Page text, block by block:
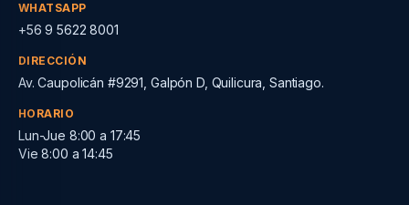
WHATSAPP
+56 9 5622 8001
DIRECCIÓN
Av. Caupolicán #9291, Galpón D, Quilicura, Santiago.
HORARIO
Lun-Jue 8:00 a 17:45
Vie 8:00 a 14:45